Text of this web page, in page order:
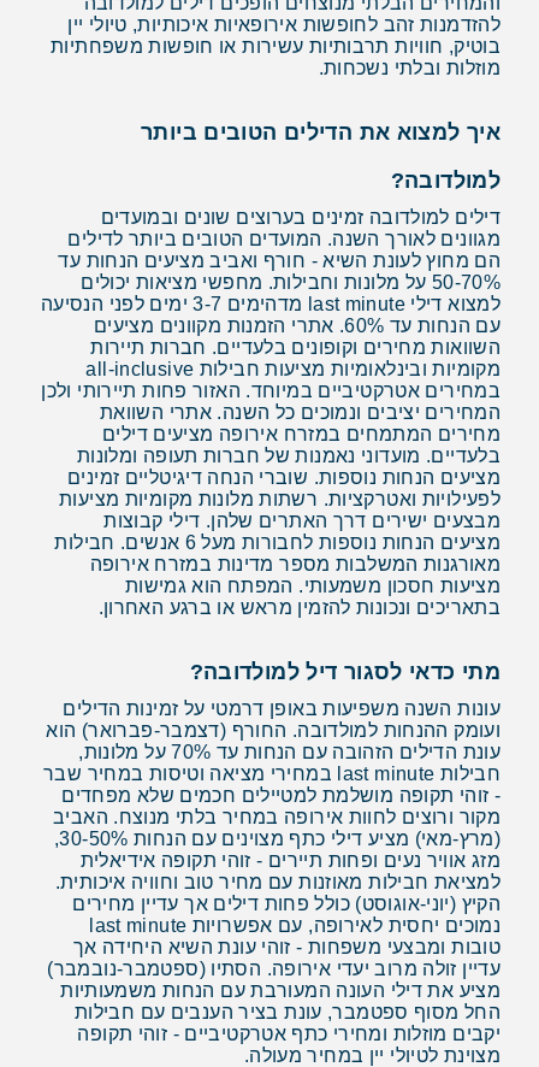
להזדמנות זהב לחופשות אירופאיות איכותיות, טיולי יין
בוטיק, חוויות תרבותיות עשירות או חופשות משפחתיות
מוזלות ובלתי נשכחות.
איך למצוא את הדילים הטובים ביותר
למולדובה?
דילים למולדובה זמינים בערוצים שונים ובמועדים
מגוונים לאורך השנה. המועדים הטובים ביותר לדילים
הם מחוץ לעונת השיא - חורף ואביב מציעים הנחות עד
50-70% על מלונות וחבילות. מחפשי מציאות יכולים
למצוא דילי last minute מדהימים 3-7 ימים לפני הנסיעה
עם הנחות עד 60%. אתרי הזמנות מקוונים מציעים
השוואות מחירים וקופונים בלעדיים. חברות תיירות
מקומיות ובינלאומיות מציעות חבילות all-inclusive
במחירים אטרקטיביים במיוחד. האזור פחות תיירותי ולכן
המחירים יציבים ונמוכים כל השנה. אתרי השוואת
מחירים המתמחים במזרח אירופה מציעים דילים
בלעדיים. מועדוני נאמנות של חברות תעופה ומלונות
מציעים הנחות נוספות. שוברי הנחה דיגיטליים זמינים
לפעילויות ואטרקציות. רשתות מלונות מקומיות מציעות
מבצעים ישירים דרך האתרים שלהן. דילי קבוצות
מציעים הנחות נוספות לחבורות מעל 6 אנשים. חבילות
מאורגנות המשלבות מספר מדינות במזרח אירופה
מציעות חסכון משמעותי. המפתח הוא גמישות
בתאריכים ונכונות להזמין מראש או ברגע האחרון.
מתי כדאי לסגור דיל למולדובה?
עונות השנה משפיעות באופן דרמטי על זמינות הדילים
ועומק ההנחות למולדובה. החורף (דצמבר-פברואר) הוא
עונת הדילים הזהובה עם הנחות עד 70% על מלונות,
חבילות last minute במחירי מציאה וטיסות במחיר שבר
- זוהי תקופה מושלמת למטיילים חכמים שלא מפחדים
מקור ורוצים לחוות אירופה במחיר בלתי מנוצח. האביב
(מרץ-מאי) מציע דילי כתף מצוינים עם הנחות 30-50%,
מזג אוויר נעים ופחות תיירים - זוהי תקופה אידיאלית
למציאת חבילות מאוזנות עם מחיר טוב וחוויה איכותית.
הקיץ (יוני-אוגוסט) כולל פחות דילים אך עדיין מחירים
נמוכים יחסית לאירופה, עם אפשרויות last minute
טובות ומבצעי משפחות - זוהי עונת השיא היחידה אך
עדיין זולה מרוב יעדי אירופה. הסתיו (ספטמבר-נובמבר)
מציע את דילי העונה המעורבת עם הנחות משמעותיות
החל מסוף ספטמבר, עונת בציר הענבים עם חבילות
יקבים מוזלות ומחירי כתף אטרקטיביים - זוהי תקופה
מצוינת לטיולי יין במחיר מעולה.